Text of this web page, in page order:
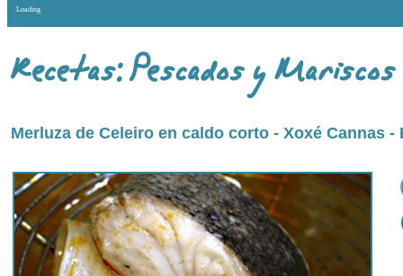
Loading
Merluza de Celeiro en caldo corto - Xoxé Cannas -